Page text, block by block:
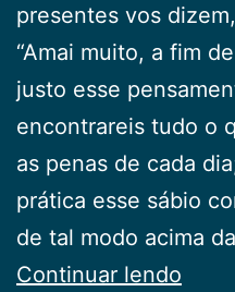
presentes vos
“Amai muito, a fim
justo esse
encontrareis tudo o
as penas de cada
prática esse sábio
de tal modo acima
Continuar lendo